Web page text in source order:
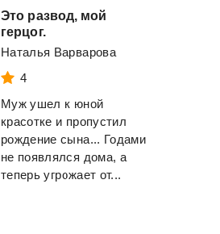
Это развод, мой
герцог.
Наталья Варварова
4
Муж ушел к юной
красотке и пропустил
рождение сына... Годами
не появлялся дома, а
теперь угрожает от...